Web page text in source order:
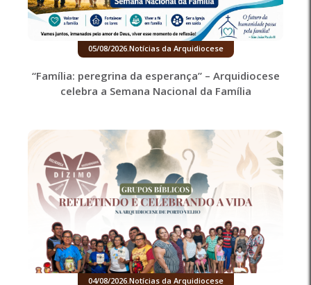
05/08/2026.Notícias da Arquidiocese
“Família: peregrina da esperança” – Arquidiocese
celebra a Semana Nacional da Família
04/08/2026.Notícias da Arquidiocese